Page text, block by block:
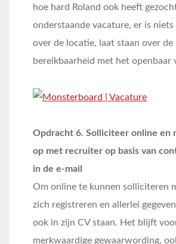
hoe hard Roland ook heeft
onderstaande vacature, er is niets
over de locatie, laat staan over de
bereikbaarheid met het openbaar
Opdracht 6. Solliciteer online en
op met recruiter op basis van
in de e-mail
Om online te kunnen solliciteren
zich registreren en allerlei
ook in zijn CV staan. Het blijft
merkwaardige gewaarwording,